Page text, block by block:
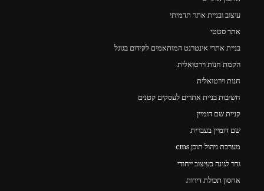
עיצוב ובניית אתר תדמיתי
אתר סטטי
בניית אתרי אינטרנט המותאמים לקידום בגוגל
הקמת חנות וירטואלית
חנות וירטואלית
חשיבות בניית אתרים לעסקים קטנים
קניית שם דומיין
שם דומיין בעברית
מערכת ניהול תוכן cms
גדר לגינה בעיצוב ייחודי
אחסון תכולת דירות